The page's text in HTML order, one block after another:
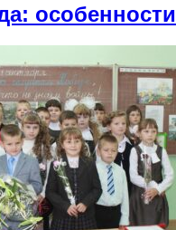
особенности